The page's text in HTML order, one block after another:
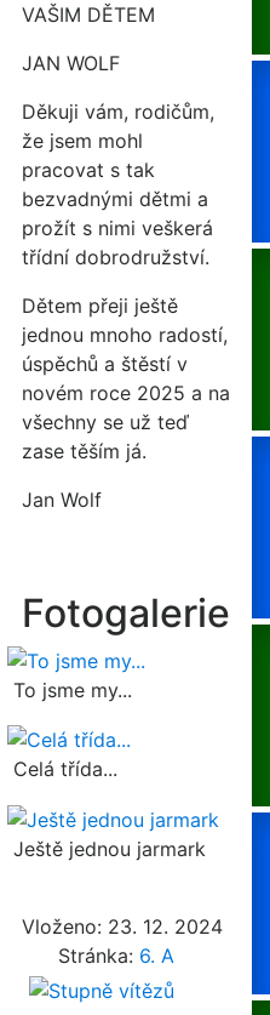
VAŠIM DĚTEM
JAN WOLF
Děkuji vám, rodičům,
že jsem mohl
pracovat s tak
bezvadnými dětmi a
prožít s nimi veškerá
třídní dobrodružství.
Dětem přeji ještě
jednou mnoho radostí,
úspěchů a štěstí v
novém roce 2025 a na
všechny se už teď
zase těším já.
Jan Wolf
Fotogalerie
To jsme my...
Celá třída...
Ještě jednou jarmark
Vloženo: 23. 12. 2024
Stránka: 6. A